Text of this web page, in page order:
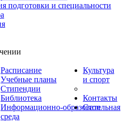
подготовки и специальности
Расписание
Учебные планы
Стипендии
Библиотека
Информационно-образовательная
среда
Культура
и спорт
Контакты
Стоп